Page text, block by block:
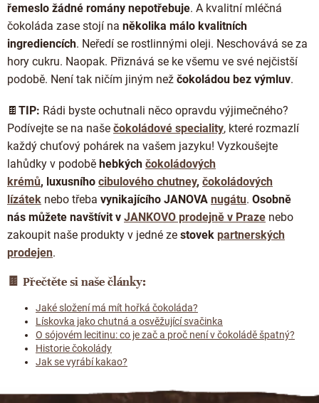
řemeslo žádné romány nepotřebuje. A kvalitní mléčná
čokoláda zase stojí na několika málo kvalitních
ingrediencích. Neředí se rostlinnými oleji. Neschovává se za
hory cukru. Naopak. Přiznává se ke všemu ve své nejčistší
podobě. Není tak ničím jiným než čokoládou bez výmluv.
🍫 TIP: Rádi byste ochutnali něco opravdu výjimečného?
Podívejte se na naše čokoládové speciality, které rozmazlí
každý chuťový pohárek na vašem jazyku! Vyzkoušejte
lahůdky v podobě hebkých čokoládových
krémů, luxusního cibulového chutney, čokoládových
lízátek nebo třeba vynikajícího JANOVA nugátu. Osobně
nás můžete navštívit v JANKOVO prodejně v Praze nebo
zakoupit naše produkty v jedné ze stovek partnerských
prodejen.
🍫 Přečtěte si naše články:
Jaké složení má mít hořká čokoláda?
Lískovka jako chutná a osvěžující svačinka
O sójovém lecitinu: co je zač a proč není v čokoládě špatný?
Historie čokolády
Jak se vyrábí kakao?
Z